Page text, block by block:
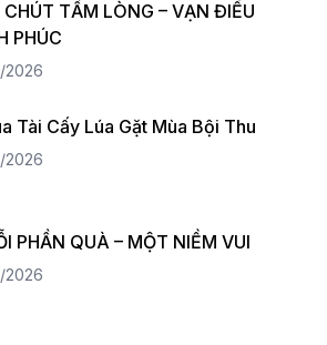
CHÚT TẤM LÒNG – VẠN ĐIỀU
PHÚC
2026
Tài Cấy Lúa Gặt Mùa Bội Thu
2026
PHẦN QUÀ – MỘT NIỀM VUI
2026